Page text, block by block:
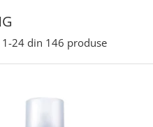
1-24 din 146 produse